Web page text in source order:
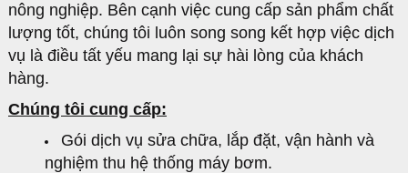
nông nghiệp. Bên cạnh việc cung cấp sản phẩm chất
lượng tốt, chúng tôi luôn song song kết hợp việc dịch
vụ là điều tất yếu mang lại sự hài lòng của khách
hàng.
Chúng tôi cung cấp:
Gói dịch vụ sửa chữa, lắp đặt, vận hành và
nghiệm thu hệ thống máy bơm.